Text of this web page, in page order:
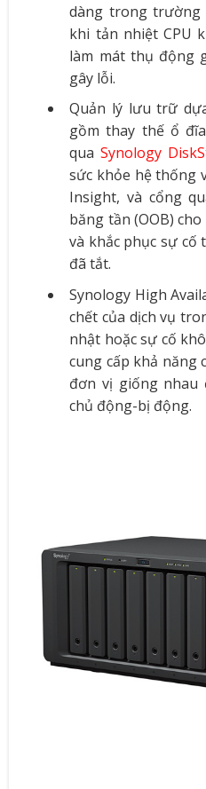
dàng trong
khi tản nhiệt CPU
làm mát thụ động
gây lỗi.
Quản lý lưu trữ
gồm thay thế ổ
qua Synology
sức khỏe hệ thống
Insight, và cổng
băng tần (OOB)
và khắc phục sự cố
đã tắt.
Synology High
chết của dịch vụ
nhật hoặc sự cố
cung cấp khả năng
đơn vị giống nhau
chủ động-bị động.